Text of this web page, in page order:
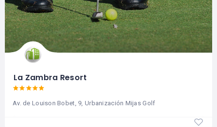
La Zambra Resort
Av. de Louison Bobet, 9, Urbanización Mijas Golf